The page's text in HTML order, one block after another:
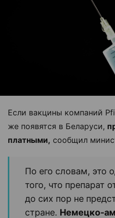
Если вакцины компаний
же появятся в Беларуси,
платными, сообщил
По его словам, это
того, что препарат
до сих пор не
стране. Немецко-